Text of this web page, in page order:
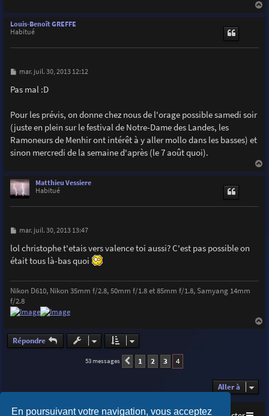
En poursuivant votre navigation, vous acceptez
Louis-Benoît GREFFE
Habitué
M
s
s
e
mar. juil. 30, 2013 12:12
Pas mal :D
Pour les prévis, on donne chez nous de l'orage possible samedi soir
(juste en plein sur le festival de Notre-Dame des Landes, les
Ramoneurs de Menhir ont intérêt à y aller mollo dans les basses) et
sinon mercredi de la semaine d'après (le 7 août quoi).
Matthieu Vessiere
Habitué
M
s
s
a
mar. juil. 30, 2013 13:47
lol christophe t'etais vers valence toi aussi? C'est pas possible on
était tous là-bas quoi
Nikon D610, Nikon 35mm f/2.8, 50mm f/1.8 et 85mm f/1.8, Samyang 14mm
f/2.8
a
Répondre
53 messages Précédente
1 2 3 4
Aller à